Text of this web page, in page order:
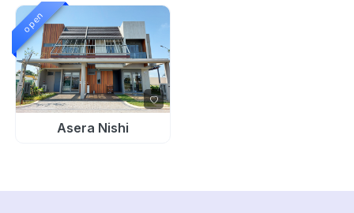
open
Asera Nishi